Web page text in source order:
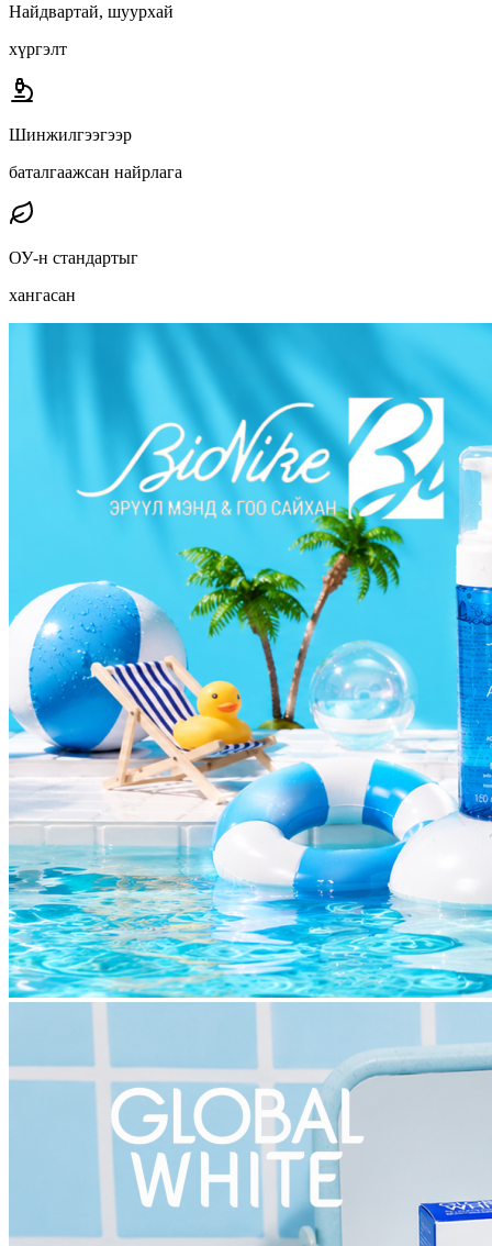
Найдвартай, шуурхай
хүргэлт
Шинжилгээгээр
баталгаажсан найрлага
ОУ-н стандартыг
хангасан